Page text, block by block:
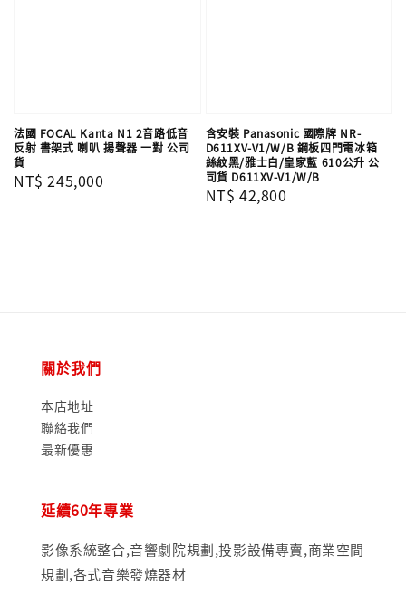
法國 FOCAL Kanta N1 2音路低音
反射 書架式 喇叭 揚聲器 一對 公司
貨
Regular
NT$ 245,000
含安裝 Panasonic 國際牌 NR-
D611XV-V1/W/B 鋼板四門電冰箱
絲紋黑/雅士白/皇家藍 610公升 公
司貨 D611XV-V1/W/B
Regular
NT$ 42,800
關於我們
本店地址
聯絡我們
最新優惠
延續60年專業
影像系統整合,音響劇院規劃,投影設備專賣,商業空間
規劃,各式音樂發燒器材